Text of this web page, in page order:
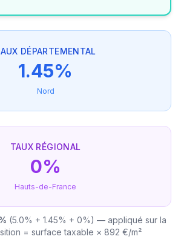
DÉPARTEMENTAL
1.45%
Nord
TAUX RÉGIONAL
0%
Hauts-de-France
(5.0% + 1.45% + 0%) — appliqué sur la
= surface taxable × 892 €/m²